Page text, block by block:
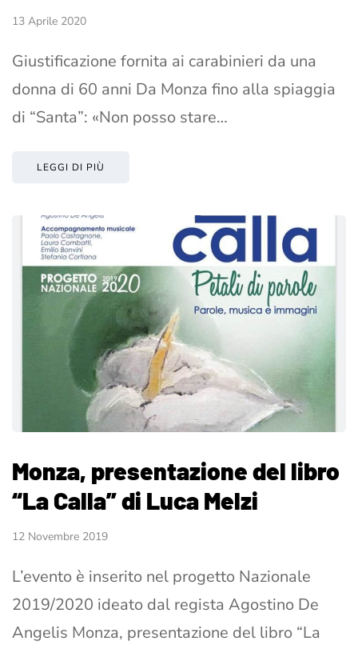
13 Aprile 2020
Giustificazione fornita ai carabinieri da una
donna di 60 anni Da Monza fino alla spiaggia
di “Santa”: «Non posso stare…
LEGGI DI PIÙ
Monza, presentazione del libro
“La Calla” di Luca Melzi
12 Novembre 2019
L’evento è inserito nel progetto Nazionale
2019/2020 ideato dal regista Agostino De
Angelis Monza, presentazione del libro “La